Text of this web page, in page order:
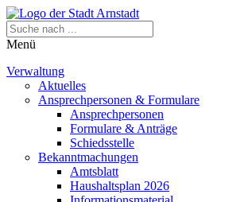
Menü
Verwaltung
Aktuelles
Ansprechpersonen & Formulare
Ansprechpersonen
Formulare & Anträge
Schiedsstelle
Bekanntmachungen
Amtsblatt
Haushaltsplan 2026